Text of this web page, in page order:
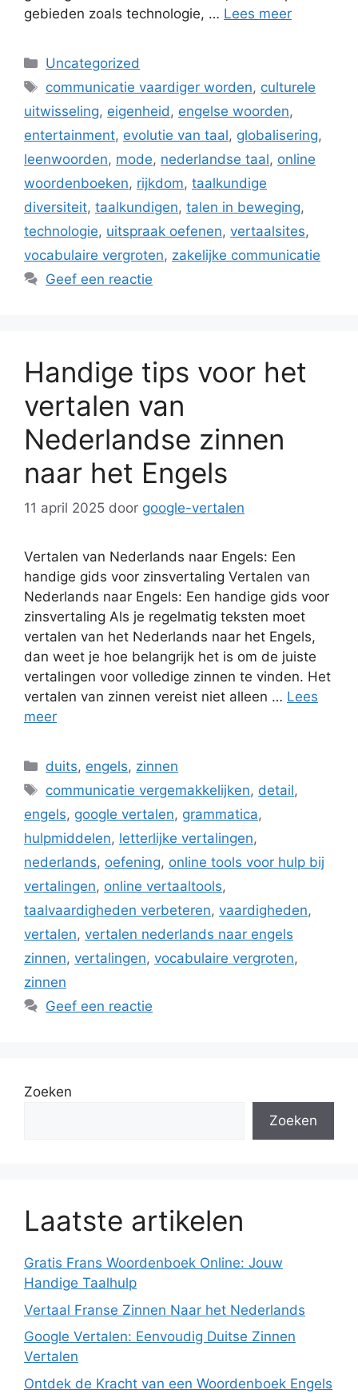
gebieden zoals technologie, … Lees meer
Categorieën
Uncategorized
Tags
communicatie vaardiger worden, culturele
uitwisseling, eigenheid , engelse woorden,
entertainment, evolutie van taal, globalisering,
leenwoorden, mode, nederlandse taal, online
woordenboeken, rijkdom, taalkundige
diversiteit, taalkundigen, talen in beweging,
technologie, uitspraak oefenen, vertaalsites,
vocabulaire vergroten, zakelijke communicatie
Geef een reactie
Handige tips voor het
vertalen van
Nederlandse zinnen
naar het Engels
11 april 2025 door google-vertalen
Vertalen van Nederlands naar Engels: Een
handige gids voor zinsvertaling Vertalen van
Nederlands naar Engels: Een handige gids voor
zinsvertaling Als je regelmatig teksten moet
vertalen van het Nederlands naar het Engels,
dan weet je hoe belangrijk het is om de juiste
vertalingen voor volledige zinnen te vinden. Het
vertalen van zinnen vereist niet alleen … Lees
meer
Categorieën
duits, engels, zinnen
Tags
communicatie vergemakkelijken, detail,
engels, google vertalen, grammatica,
hulpmiddelen, letterlijke vertalingen,
nederlands, oefening, online tools voor hulp bij
vertalingen, online vertaaltools,
taalvaardigheden verbeteren, vaardigheden,
vertalen, vertalen nederlands naar engels
zinnen, vertalingen, vocabulaire vergroten,
zinnen
Geef een reactie
Zoeken
Zoeken
Laatste artikelen
Gratis Frans Woordenboek Online: Jouw
Handige Taalhulp
Vertaal Franse Zinnen Naar het Nederlands
Google Vertalen: Eenvoudig Duitse Zinnen
Vertalen
Ontdek de Kracht van een Woordenboek Engels